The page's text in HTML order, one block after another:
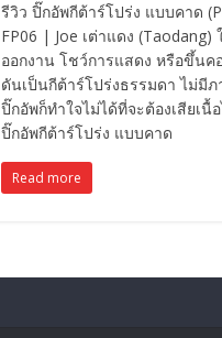
รีวิว ปิ๊กอัพกีต้าร์โปร่ง แบบคาด
FP06 | Joe เต่าแดง (Taodang)
ออกงาน โชว์การแสดง หรือขึ้นค
ดันเป็นกีต้าร์โปร่งธรรมดา ไม่มีภ
ปิ๊กอัพก็ทำใจไม่ได้ที่จะต้องเสียเ
ปิ๊กอัพกีต้าร์โปร่ง แบบคาด
Read more